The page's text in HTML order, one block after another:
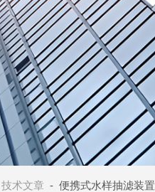
技术文章 - 便携式水样抽滤装置工作原